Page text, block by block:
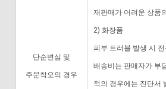
단순변심 및
주문착오의 경우
재판매가 어려운 상품
2) 화장품
피부 트러블 발생 시
배송비는 판매자가 부
적의 경우에는 진단서